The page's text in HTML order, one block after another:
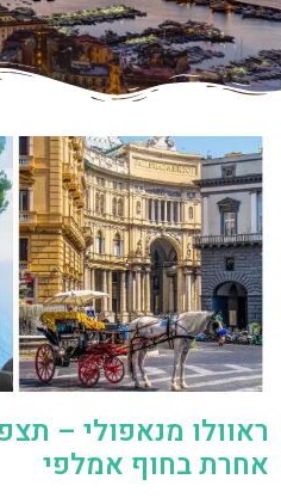
ראוולו מנאפולי –
אחרת בחוף אמלפי